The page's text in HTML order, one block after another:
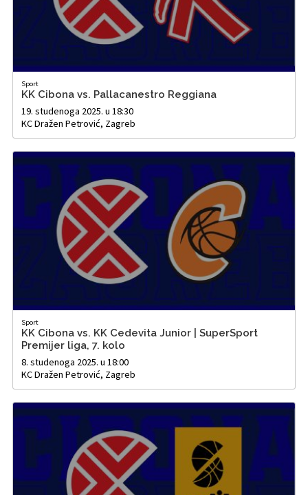
Sport
KK Cibona vs. Pallacanestro Reggiana
19. studenoga 2025. u 18:30
KC Dražen Petrović, Zagreb
Sport
KK Cibona vs. KK Cedevita Junior | SuperSport
Premijer liga, 7. kolo
8. studenoga 2025. u 18:00
KC Dražen Petrović, Zagreb